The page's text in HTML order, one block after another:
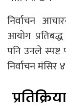
निर्वाचन
आयोग
पनि उनले स्पष्ट
निर्वाचन
प्रतिक्रिया